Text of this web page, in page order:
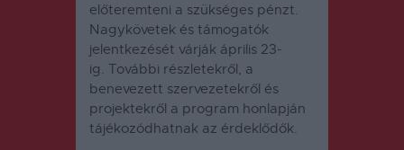
előteremteni a szükséges pénzt.
Nagykövetek és támogatók
jelentkezését várják április 23-
ig. További részletekről, a
benevezett szervezetekről és
projektekről a program honlapján
tájékozódhatnak az érdeklődők.